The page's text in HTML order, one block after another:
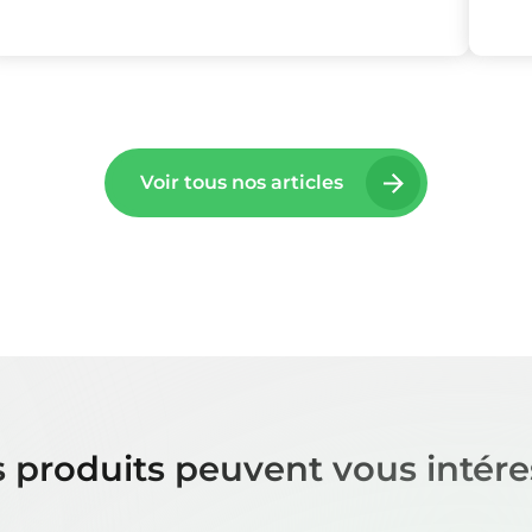
Voir tous nos articles
produits peuvent vous